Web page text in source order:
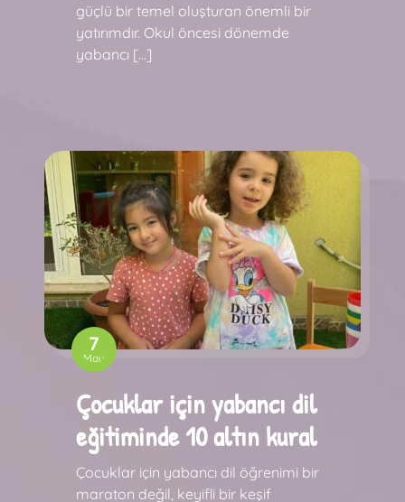
güçlü bir temel oluşturan önemli bir
yatırımdır. Okul öncesi dönemde
yabancı […]
7
May
Çocuklar için yabancı dil
eğitiminde 10 altın kural
Çocuklar için yabancı dil öğrenimi bir
maraton değil, keyifli bir keşif